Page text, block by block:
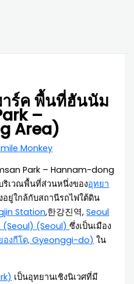
ร์ค พื้นที่ฮันนัม
–
Area)
Monkey
Park – Hannam-dong
ริเวณพื้นที่ส่วนหนึ่งของอุทยา
อยู่ใกล้กับสถานีรถไฟใต้ดิน
Station,한강진역,Seoul
(Seoul) (Seoul)ซึ่งเป็นเมือง
องกีโด, Gyeonggi-do) ใน
เป็นอุทยานเชิงนิเวศที่มี